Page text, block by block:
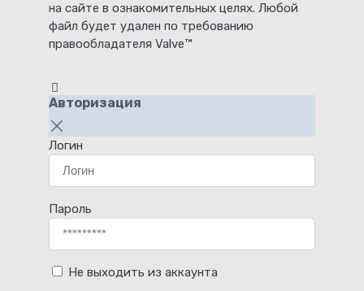
на сайте в ознакомительных целях. Любой
файл будет удален по требованию
правообладателя Valve™
Авторизация
Логин
Пароль
Не выходить из аккаунта